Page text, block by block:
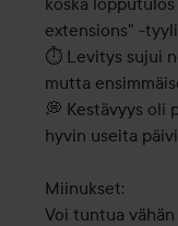
extensions" -
⏱ Levitys sujui
mutta
💭 Kestävyys oli
hyvin useita
Miinukset:
Voi tuntua